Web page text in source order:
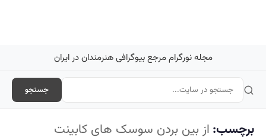
مجله نورگرام مرجع بیوگرافی هنرمندان در ایران
جستجو
برچسب: از بین بردن سوسک های کابینت